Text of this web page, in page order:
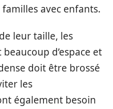
avec enfants.
leur taille, les
d’espace et
doit être brossé
les
également besoin